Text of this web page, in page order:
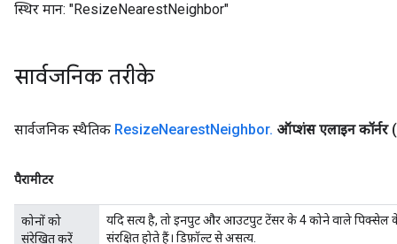
स्थिर मान: "ResizeNearestNeighbor"
सार्वजनिक तरीके
सार्वजनिक स्थैतिक ResizeNearestNeighbor. ऑप्शंस एलाइन कॉर्नर
पैरामीटर
कोनों को
संरेखित करें
यदि सत्य है, तो इनपुट और आउटपुट टेंसर के 4 कोने वाले पिक्सेल
संरक्षित होते हैं। डिफ़ॉल्ट से असत्य.